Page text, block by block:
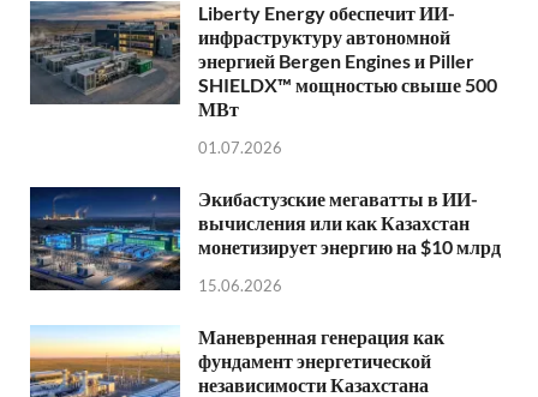
Liberty Energy обеспечит ИИ-
инфраструктуру автономной
энергией Bergen Engines и Piller
SHIELDX™ мощностью свыше 500
МВт
01.07.2026
Экибастузские мегаватты в ИИ-
вычисления или как Казахстан
монетизирует энергию на $10 млрд
15.06.2026
Маневренная генерация как
фундамент энергетической
независимости Казахстана